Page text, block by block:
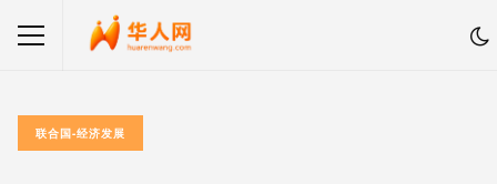
联合国-经济发展